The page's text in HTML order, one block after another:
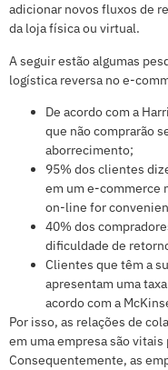
adicionar novos fluxos de
da loja física ou virtual.
A seguir estão algumas
logística reversa no e-
De acordo com a
que não comprarão
aborrecimento;
95% dos clientes
em um e-commerce
on-line for
40% dos
dificuldade de
Clientes que têm a
apresentam uma
acordo com a
Por isso, as relações de
em uma empresa são
Consequentemente, as